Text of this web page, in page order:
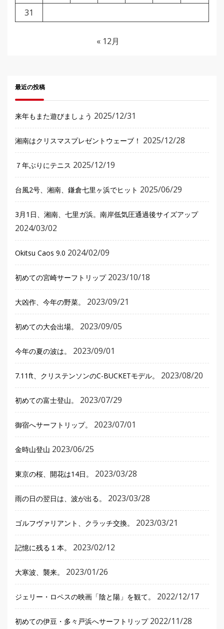
31
« 12月
最近の投稿
来年もまた遊びましょう 2025/12/31
湘南はクリスマスプレゼントウェーブ！ 2025/12/28
７年ぶりにテニス 2025/12/19
台風2号、湘南、鎌倉七里ヶ浜でヒット 2025/06/29
3月1日、湘南、七里ガ浜。南岸低気圧通過後サイズアップ
2024/03/02
Okitsu Caos 9.0 2024/02/09
初めての宮崎サーフトリップ 2023/10/18
大凶作、今年の野菜。 2023/09/21
初めての大会出場。 2023/09/05
今年の夏の波は。 2023/09/01
7.11ft、クリステンソンのC-BUCKETモデル。 2023/08/20
初めての富士登山。 2023/07/29
御宿へサーフトリップ。 2023/07/01
金時山登山 2023/06/25
東京の桜、開花は14日。 2023/03/28
雨の日の翌日は、波が出る。 2023/03/28
ゴルフヴァリアント、クラッチ交換。 2023/03/21
記憶に残る１本。 2023/02/12
大寒波、襲来。 2023/01/26
ジェリー・ロペスの映画「陰と陽」を観て。 2022/12/17
初めての伊豆・多々戸浜へサーフトリップ 2022/11/28